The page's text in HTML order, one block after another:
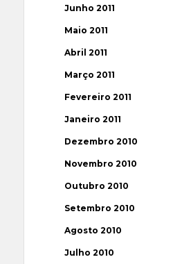
Junho 2011
Maio 2011
Abril 2011
Março 2011
Fevereiro 2011
Janeiro 2011
Dezembro 2010
Novembro 2010
Outubro 2010
Setembro 2010
Agosto 2010
Julho 2010